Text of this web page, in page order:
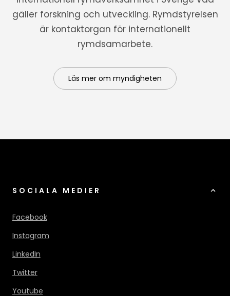
gäller forskning och utveckling. Rymdstyrelsen
är kontaktorgan för internationellt
rymdsamarbete.
Läs mer om myndigheten
SOCIALA MEDIER
Facebook
Instagram
LinkedIn
Twitter
Youtube